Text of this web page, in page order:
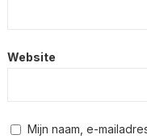
Website
Mijn naam, e-